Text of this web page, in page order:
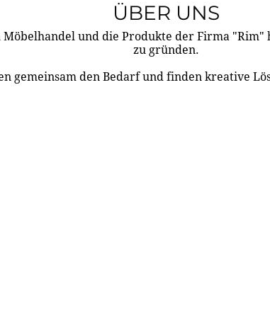
ÜBER UNS
und die Produkte der Firma "Rim"
zu gründen.
gemeinsam den Bedarf und finden kreative